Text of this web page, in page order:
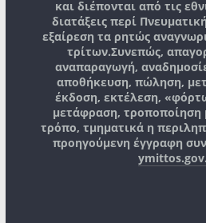
και διέπονται από τις
διατάξεις περί
εξαίρεση τα ρητώς
τρίτων.Συνεπώς,
αναπαραγωγή,
αποθήκευση, πώληση,
έκδοση, εκτέλεση,
μετάφραση, τροποποίηση
τρόπο, τμηματικά η
προηγούμενη έγγραφη